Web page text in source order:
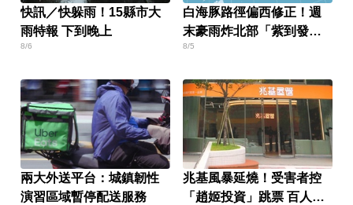
快訊／快躲雨！15縣市大
雨特報 下到晚上
8/6
白海豚路徑偏西修正！週
末豪雨炸北部「紫到發
白」
8/5
兩大外送平台：城鎮韌性
演習區域暫停配送服務
兆基風暴延燒！受害者控
「趙姬投資」跳票 百人怒